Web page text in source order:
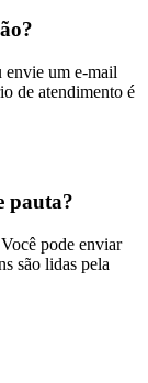
envie um e-mail
de atendimento é
pauta?
pode enviar
são lidas pela